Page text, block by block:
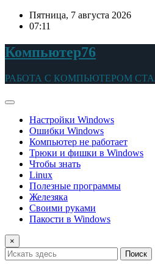
ПерейтиПятница, 7 августа 2026
07:11
Компьютер76
РАБОТА С КОМПЬЮТЕРОМ
Настройки Windows
Ошибки Windows
Компьютер не работает
Трюки и фишки в Windows
Чтобы знать
Linux
Полезные программы
Железяка
Своими руками
Пакости в Windows
×
Поиск